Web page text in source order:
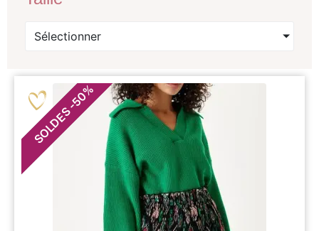
Sélectionner
SOLDES
-
50
%